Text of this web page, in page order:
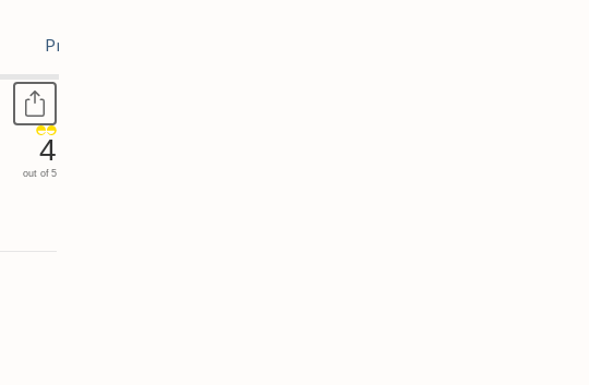
Pravne informacije
4
out of 5